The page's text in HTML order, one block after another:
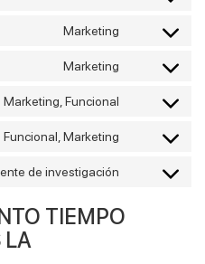
recaptcha
analytics
service
Marketing
Consent
service
maps
Marketing
Consent
service
Marketing, Funcional
Consent
service
Funcional, Marketing
Consent
service
de investigación
Consent
TIEMPO
LA